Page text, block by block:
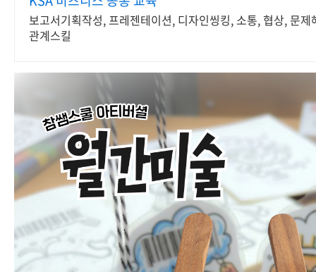
보고서기획작성, 프레젠테이션, 디자인씽킹, 소통, 협상, 문제
관계스킬